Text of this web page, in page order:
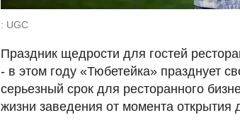
: UGC
Праздник щедрости для гостей
- в этом году «Тюбетейка» празднует
серьезный срок для ресторанного
жизни заведения от момента открытия